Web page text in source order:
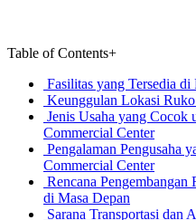
Table of Contents+
Fasilitas yang Tersedia
Keunggulan Lokasi
Jenis Usaha yang
Commercial Center
Pengalaman Pengusaha
Commercial Center
Rencana
di Masa Depan
Sarana Transportasi dan